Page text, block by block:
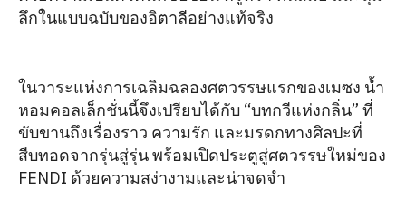
ลึกในแบบฉบับของอิตาลีอย่างแท้จริง
ในวาระแห่งการเฉลิมฉลองศตวรรษแรกของเมซง น้ำ
หอมคอลเล็กชั่นนี้จึงเปรียบได้กับ “บทกวีแห่งกลิ่น” ที่
ขับขานถึงเรื่องราว ความรัก และมรดกทางศิลปะที่
สืบทอดจากรุ่นสู่รุ่น พร้อมเปิดประตูสู่ศตวรรษใหม่ของ
FENDI ด้วยความสง่างามและน่าจดจำ